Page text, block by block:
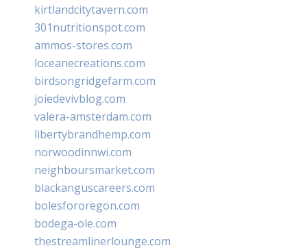
kirtlandcitytavern.com
301nutritionspot.com
ammos-stores.com
loceanecreations.com
birdsongridgefarm.com
joiedevivblog.com
valera-amsterdam.com
libertybrandhemp.com
norwoodinnwi.com
neighboursmarket.com
blackanguscareers.com
bolesfororegon.com
bodega-ole.com
thestreamlinerlounge.com